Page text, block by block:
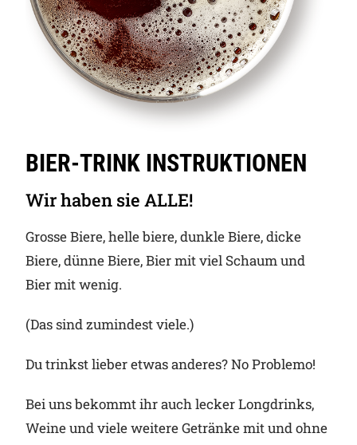
BIER-TRINK INSTRUKTIONEN
Wir haben sie ALLE!
Grosse Biere, helle biere, dunkle Biere, dicke
Biere, dünne Biere, Bier mit viel Schaum und
Bier mit wenig.
(Das sind zumindest viele.)
Du trinkst lieber etwas anderes? No Problemo!
Bei uns bekommt ihr auch lecker Longdrinks,
Weine und viele weitere Getränke mit und ohne